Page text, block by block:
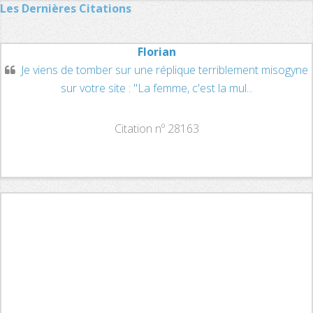
Les Dernières Citations
Florian
Je viens de tomber sur une réplique terriblement misogyne
sur votre site : "La femme, c'est la mul...
Citation nº 28163